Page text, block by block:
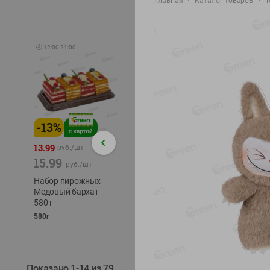
🕘 12:00-21:00
-13%
13.99 руб./шт
15.99 руб./шт
Набор пирожных
Медовый бархат
580 г
580г
- 24 %
4.99
ТОФУ
230г